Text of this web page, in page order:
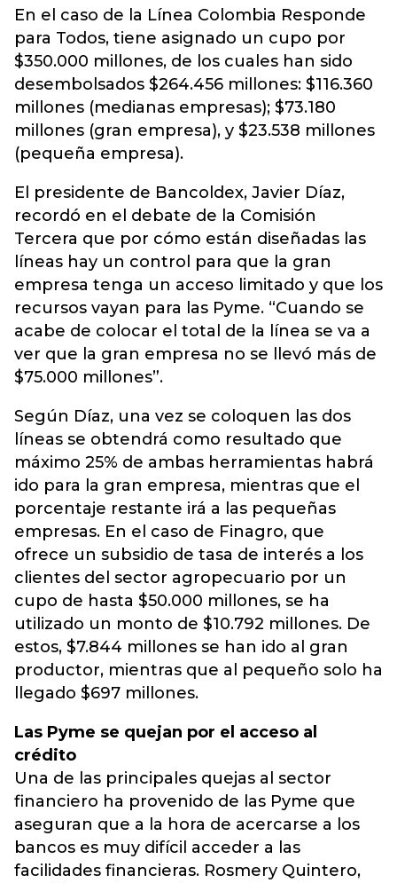
En el caso de la Línea Colombia Responde
para Todos, tiene asignado un cupo por
$350.000 millones, de los cuales han sido
desembolsados $264.456 millones: $116.360
millones (medianas empresas); $73.180
millones (gran empresa), y $23.538 millones
(pequeña empresa).
El presidente de Bancoldex, Javier Díaz,
recordó en el debate de la Comisión
Tercera que por cómo están diseñadas las
líneas hay un control para que la gran
empresa tenga un acceso limitado y que los
recursos vayan para las Pyme. “Cuando se
acabe de colocar el total de la línea se va a
ver que la gran empresa no se llevó más de
$75.000 millones”.
Según Díaz, una vez se coloquen las dos
líneas se obtendrá como resultado que
máximo 25% de ambas herramientas habrá
ido para la gran empresa, mientras que el
porcentaje restante irá a las pequeñas
empresas. En el caso de Finagro, que
ofrece un subsidio de tasa de interés a los
clientes del sector agropecuario por un
cupo de hasta $50.000 millones, se ha
utilizado un monto de $10.792 millones. De
estos, $7.844 millones se han ido al gran
productor, mientras que al pequeño solo ha
llegado $697 millones.
Las Pyme se quejan por el acceso al
crédito
Una de las principales quejas al sector
financiero ha provenido de las Pyme que
aseguran que a la hora de acercarse a los
bancos es muy difícil acceder a las
facilidades financieras. Rosmery Quintero,